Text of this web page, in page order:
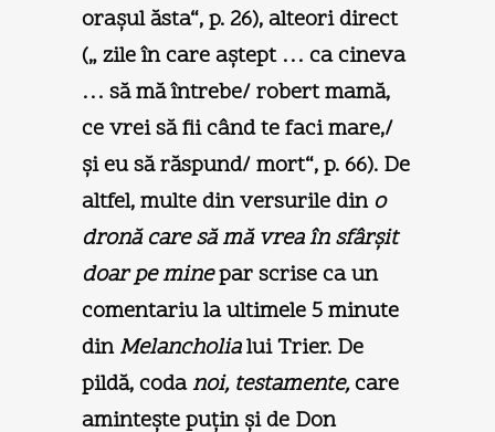
oraşul ăsta“, p. 26), alteori direct
(„ zile în care aştept … ca cineva
… să mă întrebe/ robert mamă,
ce vrei să fii când te faci mare,/
şi eu să răspund/ mort“, p. 66). De
altfel, multe din versurile din o
dronă care să mă vrea în sfârşit
doar pe minepar scrise ca un
comentariu la ultimele 5 minute
dinMelancholialui Trier. De
pildă, codanoi, testamente,care
aminteşte puţin şi de Don